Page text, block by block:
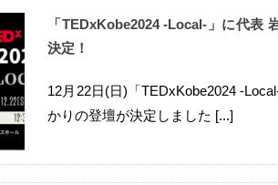
「TEDxKobe2024 -Local-」に代表
決定！
12月22日(日)「TEDxKobe2024 -
かりの登壇が決定しました [...]